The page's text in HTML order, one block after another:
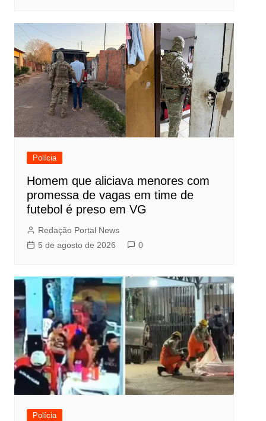
Polícia
Homem que aliciava menores com
promessa de vagas em time de
futebol é preso em VG
Redação Portal News
5 de agosto de 2026
0
Polícia